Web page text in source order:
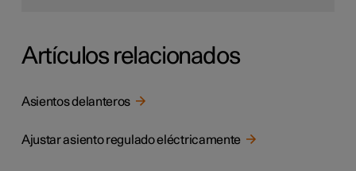
Artículos relacionados
Asientos delanteros
Ajustar asiento regulado eléctricamente